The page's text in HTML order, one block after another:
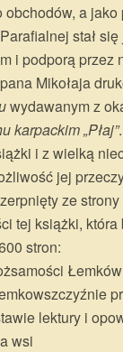
obchodów, a
stał się
i podporą przez
Mikołaja
wydawanym z
karpackim „Płaj”
i z wielką
jej
ze
tej książki, która
stron:
Łemków
lektury i
wsi